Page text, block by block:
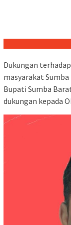
Dukungan
masyarakat
Bupati Sumba
dukungan kepada